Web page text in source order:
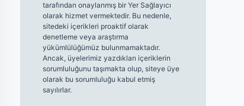
tarafından onaylanmış bir Yer Sağlayıcı
olarak hizmet vermektedir. Bu nedenle,
sitedeki içerikleri proaktif olarak
denetleme veya araştırma
yükümlülüğümüz bulunmamaktadır.
Ancak, üyelerimiz yazdıkları içeriklerin
sorumluluğunu taşımakta olup, siteye üye
olarak bu sorumluluğu kabul etmiş
sayılırlar.